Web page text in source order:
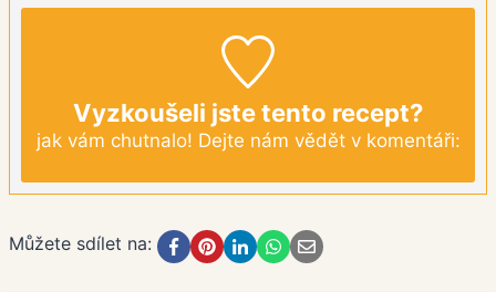
Vyzkoušeli jste tento recept?
jak vám chutnalo! Dejte nám vědět v komentáři:
Můžete sdílet na: